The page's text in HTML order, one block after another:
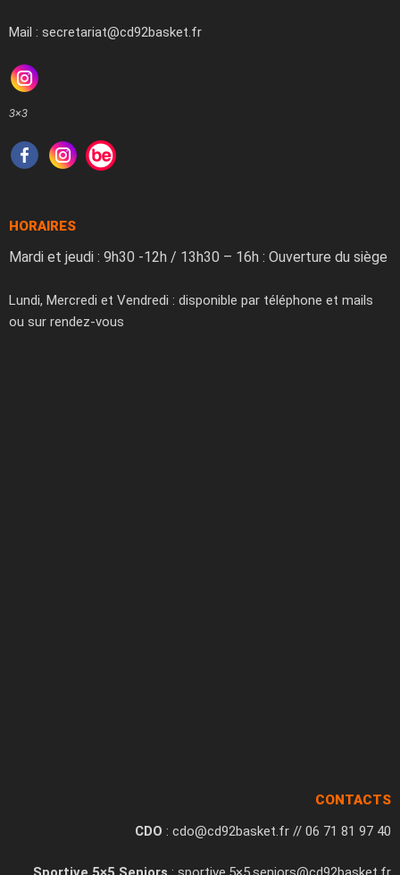
Mail : secretariat@cd92basket.fr
3×3
HORAIRES
Mardi et jeudi : 9h30 -12h / 13h30 – 16h : Ouverture du siège
Lundi, Mercredi et Vendredi : disponible par téléphone et mails
ou sur rendez-vous
CONTACTS
CDO : cdo@cd92basket.fr // 06 71 81 97 40